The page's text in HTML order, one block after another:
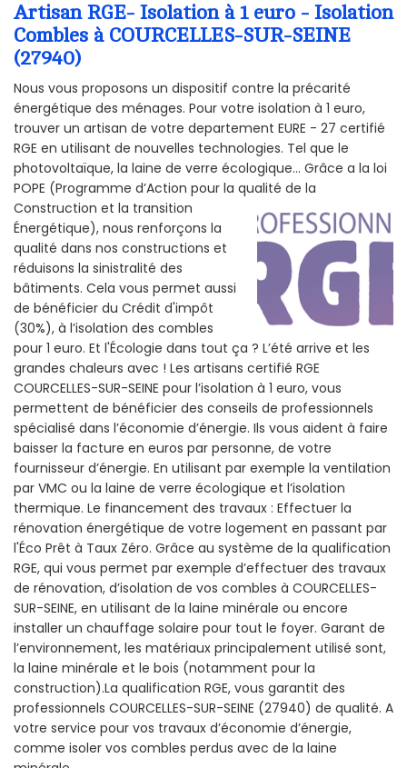
Artisan RGE- Isolation à 1 euro - Isolation
Combles à COURCELLES-SUR-SEINE
(27940)
Nous vous proposons un dispositif contre la précarité
énergétique des ménages. Pour votre isolation à 1 euro,
trouver un artisan de votre departement EURE - 27 certifié
RGE en utilisant de nouvelles technologies. Tel que le
photovoltaïque, la laine de verre écologique... Grâce a la loi
POPE (Programme d’Action pour la qualité de la
Construction et la transition
Énergétique), nous renforçons la
qualité dans nos constructions et
réduisons la sinistralité des
bâtiments. Cela vous permet aussi
de bénéficier du Crédit d'impôt
(30%), à l’isolation des combles
pour 1 euro. Et l'Écologie dans tout ça ? L’été arrive et les
grandes chaleurs avec ! Les artisans certifié RGE
COURCELLES-SUR-SEINE pour l’isolation à 1 euro, vous
permettent de bénéficier des conseils de professionnels
spécialisé dans l’économie d’énergie. Ils vous aident à faire
baisser la facture en euros par personne, de votre
fournisseur d’énergie. En utilisant par exemple la ventilation
par VMC ou la laine de verre écologique et l’isolation
thermique. Le financement des travaux : Effectuer la
rénovation énergétique de votre logement en passant par
l'Éco Prêt à Taux Zéro. Grâce au système de la qualification
RGE, qui vous permet par exemple d’effectuer des travaux
de rénovation, d’isolation de vos combles à COURCELLES-
SUR-SEINE, en utilisant de la laine minérale ou encore
installer un chauffage solaire pour tout le foyer. Garant de
l’environnement, les matériaux principalement utilisé sont,
la laine minérale et le bois (notamment pour la
construction).La qualification RGE, vous garantit des
professionnels COURCELLES-SUR-SEINE (27940) de qualité. A
votre service pour vos travaux d’économie d’énergie,
comme isoler vos combles perdus avec de la laine